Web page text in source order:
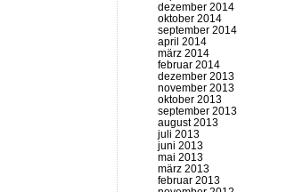
dezember 2014
oktober 2014
september 2014
april 2014
märz 2014
februar 2014
dezember 2013
november 2013
oktober 2013
september 2013
august 2013
juli 2013
juni 2013
mai 2013
märz 2013
februar 2013